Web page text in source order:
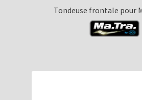
Tondeuse frontale pour